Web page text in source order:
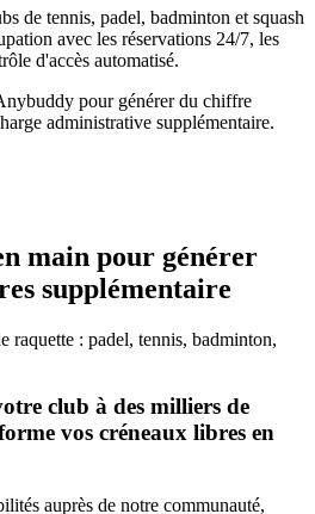
de tennis, padel, badminton et squash
avec les réservations 24/7, les
d'accès automatisé.
pour générer du chiffre
administrative supplémentaire.
main pour générer
supplémentaire
raquette : padel, tennis, badminton,
club à des milliers de
vos créneaux libres en
auprès de notre communauté,